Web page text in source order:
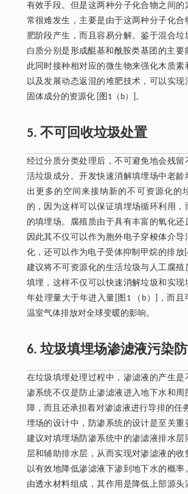
有效手段。但是这两种分子化合物之间的
常很难发生，主要是由于这两种分子化合
肥阶段产生，而且容易分解。鉴于混合垃
白质分别是形成醌基和酰胺类基团的主要
此同时接种相对应的微生物来强化木质素
以及发展动态返混的堆肥技术，可以实现
固体成分的资源化 [图1（b）]。
5. 不可回收垃圾处置
经过分质分类处理后，不可避免地会残留
活垃圾成分。开发快速消解填埋场中老龄
出更多的空间来接纳新的不可资源化的
的，因为这样可以保证填埋场循环利用，
的填埋场。腐殖质由于具有丰富的氧化还
因此其不仅可以作为胞外电子穿梭体介导
化，还可以作为电子受体抑制甲烷的排放[
建议将不可资源化的生活垃圾与人工腐殖
填埋，这样不仅可以快速消解垃圾和实现
年处理量大于年进入量[图1 （b）]，而且
温室气体排放对全球变暖的影响。
6. 垃圾填埋场渗滤液污染
在垃圾填埋处理过程中，渗滤液的产生是
渗系统不仅是防止渗滤液进入地下水和周
障，而且还承担着对渗滤液进行导排的任
埋场的设计中，防渗系统的设计是至关重
建议对填埋场防渗系统中的渗滤液排水层
层和辅助排水层，从而实现对渗滤液的收
以有效地降低渗滤液下渗到地下水的概率
由透水材料组成，其作用是降低上部源头